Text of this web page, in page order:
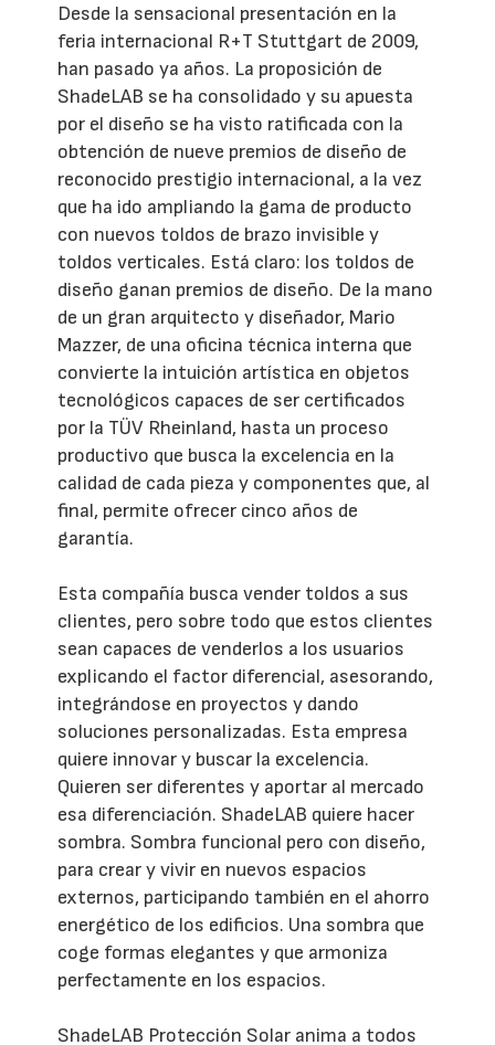
Desde la sensacional presentación en la
feria internacional R+T Stuttgart de 2009,
han pasado ya años. La proposición de
ShadeLAB se ha consolidado y su apuesta
por el diseño se ha visto ratificada con la
obtención de nueve premios de diseño de
reconocido prestigio internacional, a la vez
que ha ido ampliando la gama de producto
con nuevos toldos de brazo invisible y
toldos verticales. Está claro: los toldos de
diseño ganan premios de diseño. De la mano
de un gran arquitecto y diseñador, Mario
Mazzer, de una oficina técnica interna que
convierte la intuición artística en objetos
tecnológicos capaces de ser certificados
por la TÜV Rheinland, hasta un proceso
productivo que busca la excelencia en la
calidad de cada pieza y componentes que, al
final, permite ofrecer cinco años de
garantía.
Esta compañía busca vender toldos a sus
clientes, pero sobre todo que estos clientes
sean capaces de venderlos a los usuarios
explicando el factor diferencial, asesorando,
integrándose en proyectos y dando
soluciones personalizadas. Esta empresa
quiere innovar y buscar la excelencia.
Quieren ser diferentes y aportar al mercado
esa diferenciación. ShadeLAB quiere hacer
sombra. Sombra funcional pero con diseño,
para crear y vivir en nuevos espacios
externos, participando también en el ahorro
energético de los edificios. Una sombra que
coge formas elegantes y que armoniza
perfectamente en los espacios.
ShadeLAB Protección Solar anima a todos